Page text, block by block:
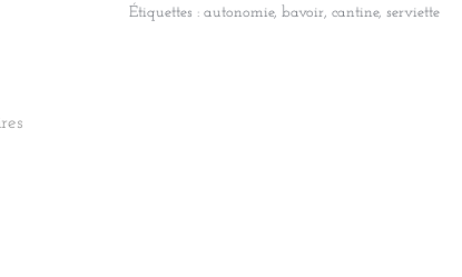
Étiquettes : autonomie, bavoir, cantine, serviette